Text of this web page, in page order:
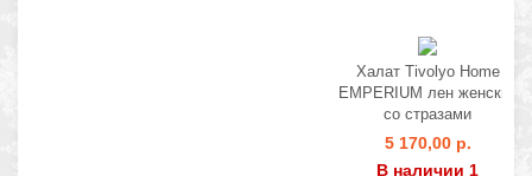
Халат Tivolyo Home
EMPERIUM лен женский
со стразами
5 170,00 р.
В наличии 1